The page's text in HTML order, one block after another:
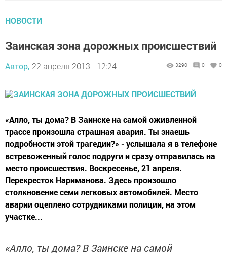
НОВОСТИ
Заинская зона дорожных происшествий
Автор, 22 апреля 2013 - 12:24 3290 0 0
«Алло, ты дома? В Заинске на самой оживленной
трассе произошла страшная авария. Ты знаешь
подробности этой трагедии?» - услышала я в телефоне
встревоженный голос подруги и сразу отправилась на
место происшествия. Воскресенье, 21 апреля.
Перекресток Нариманова. Здесь произошло
столкновение семи легковых автомобилей. Место
аварии оцеплено сотрудниками полиции, на этом
участке...
«Алло, ты дома? В Заинске на самой